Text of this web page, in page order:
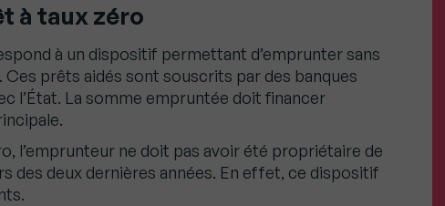
à taux zéro
à un dispositif permettant d’emprunter sans
Ces prêts aidés sont souscrits par des banques
l’État. La somme empruntée doit financer
l’emprunteur ne doit pas avoir été propriétaire de
des deux dernières années. En effet, ce dispositif